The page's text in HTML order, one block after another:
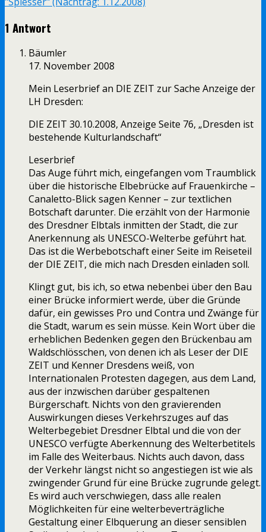
1 Antwort
Bäumler
17. November 2008
Mein Leserbrief an DIE ZEIT zur Sache Anzeige der
LH Dresden:
DIE ZEIT 30.10.2008, Anzeige Seite 76, „Dresden ist
bestehende Kulturlandschaft“
Leserbrief
Das Auge führt mich, eingefangen vom Traumblick
über die historische Elbebrücke auf Frauenkirche –
Canaletto-Blick sagen Kenner – zur textlichen
Botschaft darunter. Die erzählt von der Harmonie
des Dresdner Elbtals inmitten der Stadt, die zur
Anerkennung als UNESCO-Welterbe geführt hat.
Das ist die Werbebotschaft einer Seite im Reiseteil
der DIE ZEIT, die mich nach Dresden einladen soll.
Klingt gut, bis ich, so etwa nebenbei über den Bau
einer Brücke informiert werde, über die Gründe
dafür, ein gewisses Pro und Contra und Zwänge für
die Stadt, warum es sein müsse. Kein Wort über die
erheblichen Bedenken gegen den Brückenbau am
Waldschlösschen, von denen ich als Leser der DIE
ZEIT und Kenner Dresdens weiß, von
Internationalen Protesten dagegen, aus dem Land,
aus der inzwischen darüber gespaltenen
Bürgerschaft. Nichts von den gravierenden
Auswirkungen dieses Verkehrszuges auf das
Welterbegebiet Dresdner Elbtal und die von der
UNESCO verfügte Aberkennung des Welterbetitels
im Falle des Weiterbaus. Nichts auch davon, dass
der Verkehr längst nicht so angestiegen ist wie als
zwingender Grund für eine Brücke zugrunde gelegt.
Es wird auch verschwiegen, dass alle realen
Möglichkeiten für eine welterbeverträgliche
Gestaltung einer Elbquerung an dieser sensiblen